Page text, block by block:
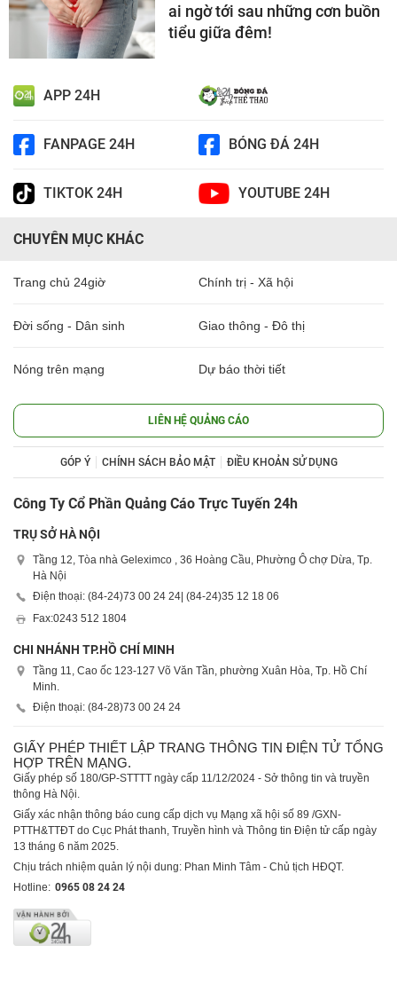
ai ngờ tới sau những cơn buồn
tiểu giữa đêm!
APP 24H
FANPAGE 24H BÓNG ĐÁ 24H
TIKTOK 24H YOUTUBE 24H
CHUYÊN MỤC KHÁC
Trang chủ 24giờ Chính trị - Xã hội
Đời sống - Dân sinh Giao thông - Đô thị
Nóng trên mạng Dự báo thời tiết
LIÊN HỆ QUẢNG CÁO
GÓP Ý CHÍNH SÁCH BẢO MẬT ĐIỀU KHOẢN SỬ DỤNG
Công Ty Cổ Phần Quảng Cáo Trực Tuyến 24h
TRỤ SỞ HÀ NỘI
Tầng 12, Tòa nhà Geleximco , 36 Hoàng Cầu, Phường Ô chợ Dừa, Tp.
Hà Nội
Điện thoại: (84-24)73 00 24 24| (84-24)35 12 18 06
Fax:0243 512 1804
CHI NHÁNH TP.HỒ CHÍ MINH
Tầng 11, Cao ốc 123-127 Võ Văn Tần, phường Xuân Hòa, Tp. Hồ Chí
Minh.
Điện thoại: (84-28)73 00 24 24
GIẤY PHÉP THIẾT LẬP TRANG THÔNG TIN ĐIỆN TỬ TỔNG
HỢP TRÊN MẠNG.
Giấy phép số 180/GP-STTTT ngày cấp 11/12/2024 - Sở thông tin và truyền
thông Hà Nội.
Giấy xác nhận thông báo cung cấp dịch vụ Mạng xã hội số 89 /GXN-
PTTH&TTĐT do Cục Phát thanh, Truyền hình và Thông tin Điện tử cấp ngày
13 tháng 6 năm 2025.
Chịu trách nhiệm quản lý nội dung: Phan Minh Tâm - Chủ tịch HĐQT.
Hotline: 0965 08 24 24